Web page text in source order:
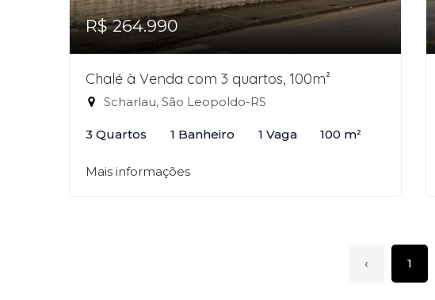
R$ 264.990
Chalé à Venda com 3 quartos, 100m²
Scharlau, São Leopoldo-RS
3 Quartos 1 Banheiro 1 Vaga 100 m²
Mais informações
‹ 1